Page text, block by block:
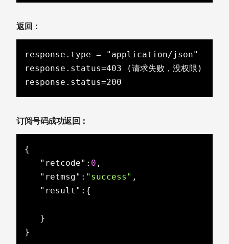
返回：
response.type = "application/json"
response.status=403 (请求失败，没权限)
response.status=200
订阅号码成功返回 ：
{
"retcode" : 0 ,
"retmsg" : "success" ,
"result" :{
   }
}